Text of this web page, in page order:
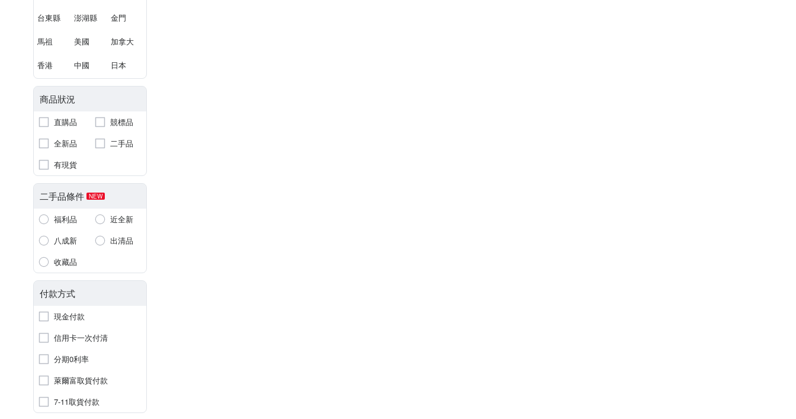
台東縣 澎湖縣 金門
馬祖 美國 加拿大
香港 中國 日本
商品狀況
直購品
競標品
全新品
二手品
有現貨
二手品條件 NEW
福利品
近全新
八成新
出清品
收藏品
付款方式
現金付款
信用卡一次付清
分期0利率
萊爾富取貨付款
7-11取貨付款